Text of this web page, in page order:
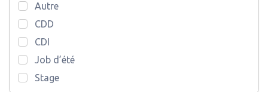
Autre
CDD
CDI
Job d’été
Stage